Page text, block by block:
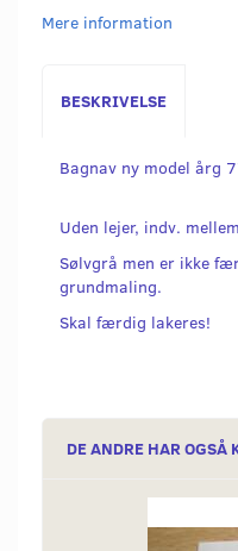
Mere information
BESKRIVELSE
Bagnav ny model årg
Uden lejer, indv.
Sølvgrå men er ikke
grundmaling.
Skal færdig lakeres!
DE ANDRE HAR OGSÅ